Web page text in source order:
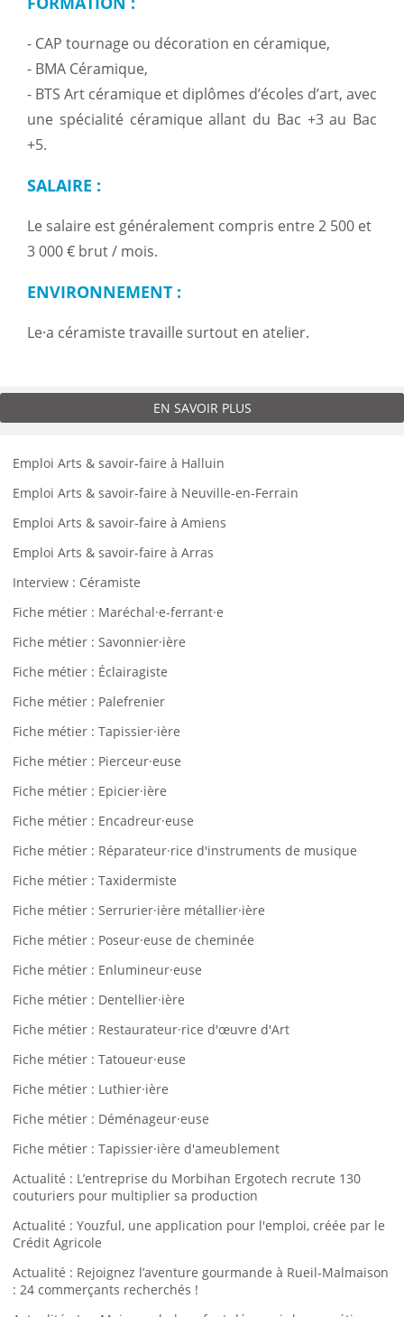
- CAP tournage ou décoration en céramique,
- BMA Céramique,
- BTS Art céramique et diplômes d’écoles d’art, avec
une spécialité céramique allant du Bac +3 au Bac
+5.
SALAIRE :
Le salaire est généralement compris entre 2 500 et
3 000 € brut / mois.
ENVIRONNEMENT :
Le·a céramiste travaille surtout en atelier.
EN SAVOIR PLUS
Emploi Arts & savoir-faire à Halluin
Emploi Arts & savoir-faire à Neuville-en-Ferrain
Emploi Arts & savoir-faire à Amiens
Emploi Arts & savoir-faire à Arras
Interview : Céramiste
Fiche métier : Maréchal·e-ferrant·e
Fiche métier : Savonnier·ière
Fiche métier : Éclairagiste
Fiche métier : Palefrenier
Fiche métier : Tapissier·ière
Fiche métier : Pierceur·euse
Fiche métier : Epicier·ière
Fiche métier : Encadreur·euse
Fiche métier : Réparateur·rice d'instruments de musique
Fiche métier : Taxidermiste
Fiche métier : Serrurier·ière métallier·ière
Fiche métier : Poseur·euse de cheminée
Fiche métier : Enlumineur·euse
Fiche métier : Dentellier·ière
Fiche métier : Restaurateur·rice d'œuvre d'Art
Fiche métier : Tatoueur·euse
Fiche métier : Luthier·ière
Fiche métier : Déménageur·euse
Fiche métier : Tapissier·ière d'ameublement
Actualité : L’entreprise du Morbihan Ergotech recrute 130
couturiers pour multiplier sa production
Actualité : Youzful, une application pour l'emploi, créée par le
Crédit Agricole
Actualité : Rejoignez l’aventure gourmande à Rueil-Malmaison
: 24 commerçants recherchés !